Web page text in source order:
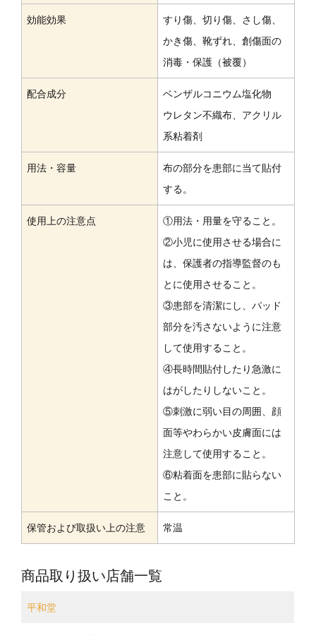
効能効果
すり傷、切り傷、さし傷、
かき傷、靴ずれ、創傷面の
消毒・保護（被覆）
配合成分
ベンザルコニウム塩化物
ウレタン不織布、アクリル
系粘着剤
用法・容量
布の部分を患部に当て貼付
する。
使用上の注意点
①用法・用量を守ること。
②小児に使用させる場合に
は、保護者の指導監督のも
とに使用させること。
③患部を清潔にし、パッド
部分を汚さないように注意
して使用すること。
④長時間貼付したり急激に
はがしたりしないこと。
⑤刺激に弱い目の周囲、顔
面等やわらかい皮膚面には
注意して使用すること。
⑥粘着面を患部に貼らない
こと。
保管および取扱い上の注意 常温
商品取り扱い店舗一覧
平和堂